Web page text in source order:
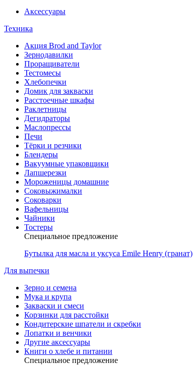
Аксессуары
Техника
Акция Brod and Taylor
Зернодавилки
Проращиватели
Тестомесы
Хлебопечки
Домик для закваски
Расстоечные шкафы
Раклетницы
Дегидраторы
Маслопрессы
Печи
Тёрки и резчики
Блендеры
Вакуумные упаковщики
Лапшерезки
Мороженицы домашние
Соковыжималки
Соковарки
Вафельницы
Чайники
Тостеры
Специальное предложение
Бутылка для масла и уксуса Emile Henry (гранат)
Для выпечки
Зерно и семена
Мука и крупа
Закваски и смеси
Корзинки для расстойки
Кондитерские шпатели и скребки
Лопатки и венчики
Другие аксессуары
Книги о хлебе и питании
Специальное предложение